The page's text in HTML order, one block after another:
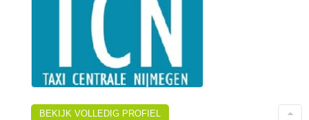
BEKIJK VOLLEDIG PROFIEL